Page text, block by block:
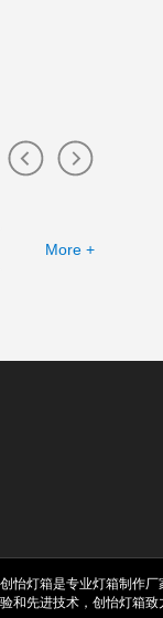
More +
创怡灯箱是专业灯箱制作
验和先进技术，创怡灯箱